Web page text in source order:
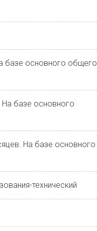
базе основного общего
базе основного
На базе основного
технический